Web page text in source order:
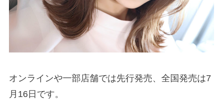
オンラインや一部店舗では先行発売、全国発売は7
月16日です。